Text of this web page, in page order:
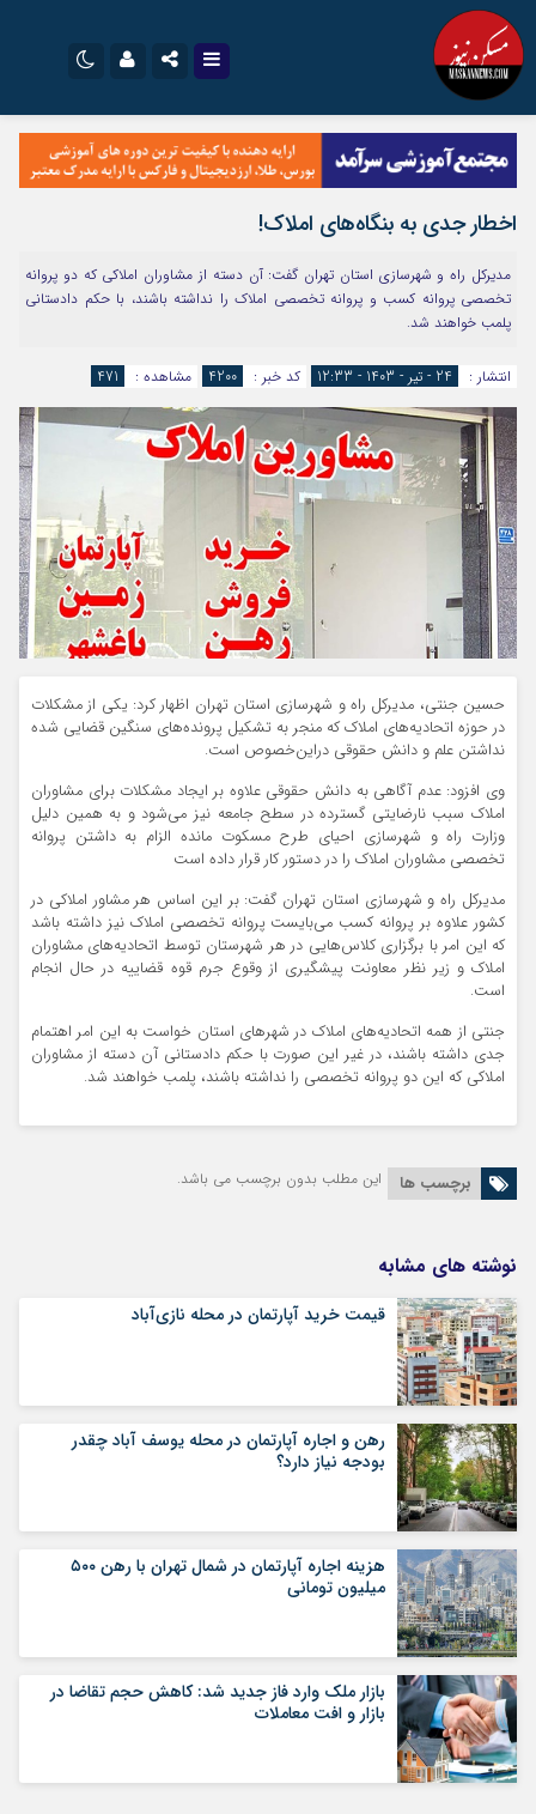
اینستاگرام
تلگرام
سروش
ایتا
آپارات
نام کاربری یا نشانی ایمیل
رمز عبور
مرا به خاطر بسپار
اخطار جدی به بنگاه‌های املاک!
مدیرکل راه و شهرسازی استان تهران گفت: آن دسته از مشاوران املاکی که دو پروانه
تخصصی پروانه کسب و پروانه تخصصی املاک را نداشته باشند، با حکم دادستانی
پلمب خواهند شد.
انتشار : 24 - تیر - 1403 - 12:33 کد خبر : 4200 مشاهده : 471
حسین جنتی، مدیرکل راه و شهرسازی استان تهران اظهار کرد: یکی از مشکلات
در حوزه اتحادیه‌های املاک که منجر به تشکیل پرونده‌های سنگین قضایی شده
نداشتن علم و دانش حقوقی دراین‌خصوص است.
وی افزود: عدم آگاهی به دانش حقوقی علاوه بر ایجاد مشکلات برای مشاوران
املاک سبب نارضایتی گسترده در سطح جامعه نیز می‌شود و به همین دلیل
وزارت راه و شهرسازی احیای طرح مسکوت مانده الزام به داشتن پروانه
تخصصی مشاوران املاک را در دستور کار قرار داده است
مدیرکل راه و شهرسازی استان تهران گفت: بر این اساس هر مشاور املاکی در
کشور علاوه بر پروانه کسب می‌بایست پروانه تخصصی املاک نیز داشته باشد
که این امر با برگزاری کلاس‌هایی در هر شهرستان توسط اتحادیه‌های مشاوران
املاک و زیر نظر معاونت پیشگیری از وقوع جرم قوه قضاییه در حال انجام
است.
جنتی از همه اتحادیه‌های املاک در شهرهای استان خواست به این امر اهتمام
جدی داشته باشند، در غیر این صورت با حکم دادستانی آن دسته از مشاوران
املاکی که این دو پروانه تخصصی را نداشته باشند، پلمب خواهند شد.
برچسب ها این مطلب بدون برچسب می باشد.
نوشته های مشابه
قیمت خرید آپارتمان در محله نازی‌آباد
رهن و اجاره آپارتمان در محله یوسف آباد چقدر
بودجه نیاز دارد؟
هزینه اجاره آپارتمان در شمال تهران با رهن ۵۰۰
میلیون تومانی
بازار ملک وارد فاز جدید شد: کاهش حجم تقاضا در
بازار و افت معاملات